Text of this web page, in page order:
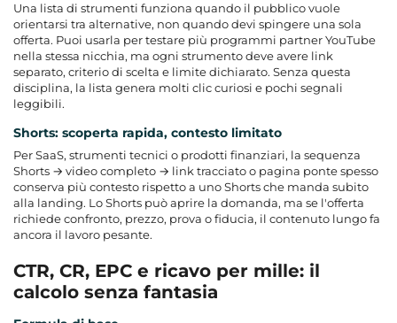
Una lista di strumenti funziona quando il pubblico vuole
orientarsi tra alternative, non quando devi spingere una sola
offerta. Puoi usarla per testare più programmi partner YouTube
nella stessa nicchia, ma ogni strumento deve avere link
separato, criterio di scelta e limite dichiarato. Senza questa
disciplina, la lista genera molti clic curiosi e pochi segnali
leggibili.
Shorts: scoperta rapida, contesto limitato
Per SaaS, strumenti tecnici o prodotti finanziari, la sequenza
Shorts → video completo → link tracciato o pagina ponte spesso
conserva più contesto rispetto a uno Shorts che manda subito
alla landing. Lo Shorts può aprire la domanda, ma se l'offerta
richiede confronto, prezzo, prova o fiducia, il contenuto lungo fa
ancora il lavoro pesante.
CTR, CR, EPC e ricavo per mille: il
calcolo senza fantasia